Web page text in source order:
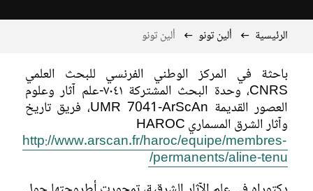
الرئيسية ألين تونو ألين تونو
باحثة في المركز الوطني الفرنسي للبحث العلمي
CNRS، وحدة البحث المشتركة ٧٠٤١-علم آثار وعلوم
العصور القديمة UMR 7041-ArScAn، فريق تاريخ
وآثار الشرق المسماري HAROC
http://www.arscan.fr/haroc/equipe/membres-
permanents/aline-tenu/